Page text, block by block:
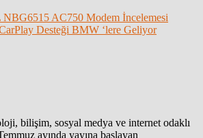
AC750 Modem İncelemesi
Desteği BMW ‘lere Geliyor
bilişim, sosyal medya ve internet odaklı
ayında yayına başlayan